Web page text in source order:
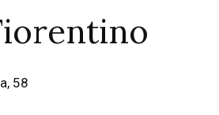
58